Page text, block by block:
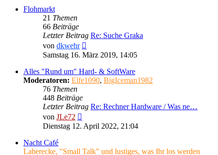
Flohmarkt
21 Themen
66 Beiträge
Letzter Beitrag Re: Suche Graka
von dkwehr
Beitrag
Samstag 16. März 2019, 14:05
Alles "Rund um" Hard- & SoftWare
Moderatoren: Elfe1090, BigIceman1982
76 Themen
448 Beiträge
Letzter Beitrag Re: Rechner Hardware / Was ne…
von JLe72
Beitrag
Dienstag 12. April 2022, 21:04
Nacht Café
Laberecke, "Small Talk" und lustiges, was Ihr los werden